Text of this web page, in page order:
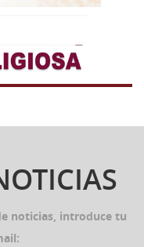
noticias, introduce tu